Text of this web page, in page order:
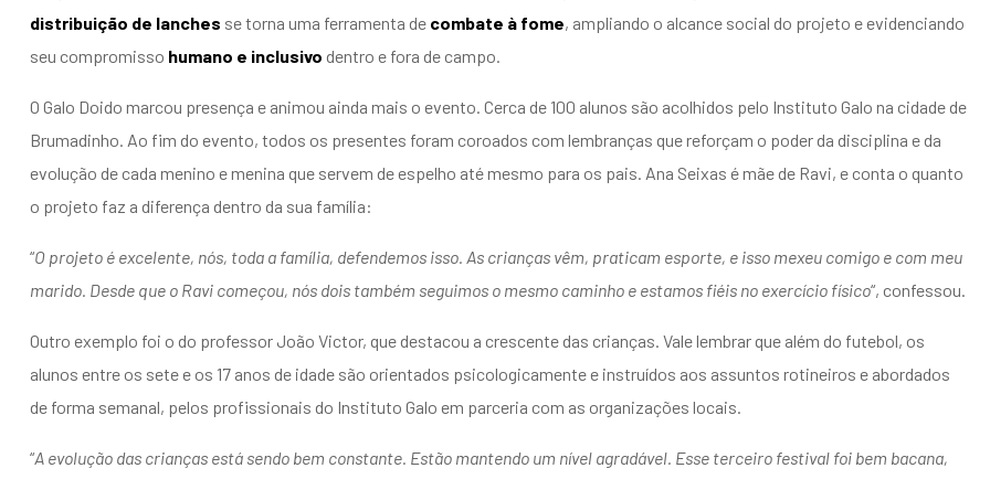
distribuição de lanches se torna uma ferramenta de combate à fome, ampliando o alcance social do projeto e evidenciando
seu compromisso humano e inclusivo dentro e fora de campo.
O Galo Doido marcou presença e animou ainda mais o evento. Cerca de 100 alunos são acolhidos pelo Instituto Galo na cidade de
Brumadinho. Ao fim do evento, todos os presentes foram coroados com lembranças que reforçam o poder da disciplina e da
evolução de cada menino e menina que servem de espelho até mesmo para os pais. Ana Seixas é mãe de Ravi, e conta o quanto
o projeto faz a diferença dentro da sua família:
“O projeto é excelente, nós, toda a família, defendemos isso. As crianças vêm, praticam esporte, e isso mexeu comigo e com meu
marido. Desde que o Ravi começou, nós dois também seguimos o mesmo caminho e estamos fiéis no exercício físico“, confessou.
Outro exemplo foi o do professor João Victor, que destacou a crescente das crianças. Vale lembrar que além do futebol, os
alunos entre os sete e os 17 anos de idade são orientados psicologicamente e instruídos aos assuntos rotineiros e abordados
de forma semanal, pelos profissionais do Instituto Galo em parceria com as organizações locais.
“A evolução das crianças está sendo bem constante. Estão mantendo um nível agradável. Esse terceiro festival foi bem bacana,